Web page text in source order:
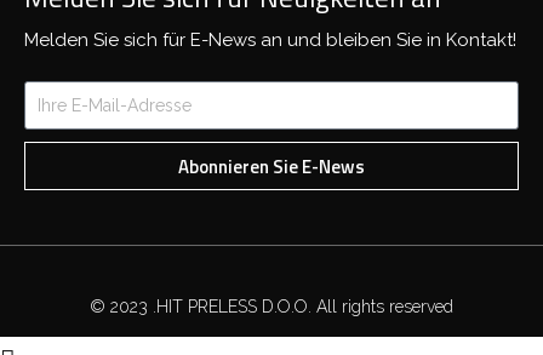
Melden Sie sich für E-News an und bleiben Sie in Kontakt!
Abonnieren Sie E-News
© 2023 .HIT PRELESS D.O.O. All rights reserved